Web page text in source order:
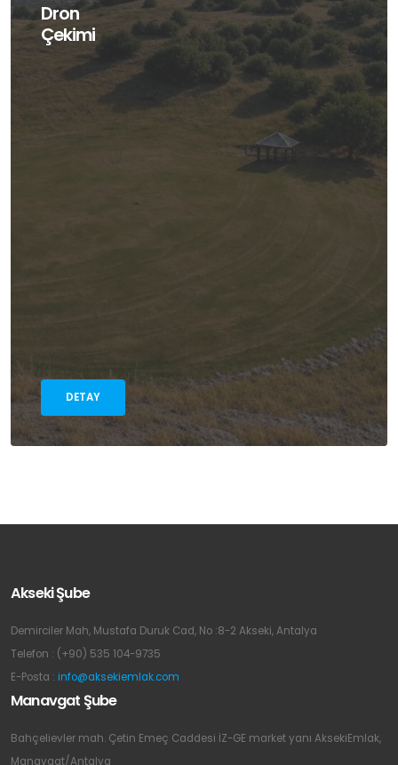
Dron
Çekimi
DETAY
Akseki Şube
Demirciler Mah, Mustafa Duruk Cad, No :8-2 Akseki, Antalya
Telefon : (+90) 535 104-9735
E-Posta : info@aksekiemlak.com
Manavgat Şube
Bahçelievler mah. Çetin Emeç Caddesi İZ-GE market yanı AksekiEmlak,
Manavgat/Antalya